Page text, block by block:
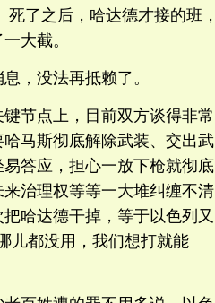
死了之后，哈达德才接的班，
大截。
，没法再抵赖了。
节点上，目前双方谈得非常
马斯彻底解除武装、交出武
答应，担心一放下枪就彻底
治理权等等一大堆纠缠不清
哈达德干掉，等于以色列又
儿都没用，我们想打就能